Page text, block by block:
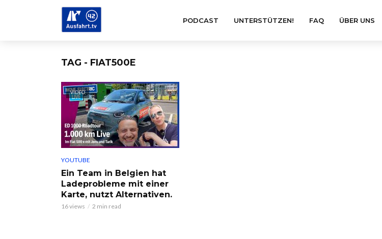
PODCAST UNTERSTÜTZEN! FAQ ÜBER UNS
TAG - FIAT500E
VIDEO
YOUTUBE
Ein Team in Belgien hat
Ladeprobleme mit einer
Karte, nutzt Alternativen.
16 views 2 min read